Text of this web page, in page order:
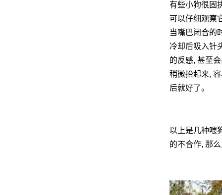
有些小狗很固
可以仔细观察
当嘴巴闭合的
冷却后吸入针
的反感, 甚至
稍微抬起来,
后就好了。
以上是几种喂
的不合作, 那